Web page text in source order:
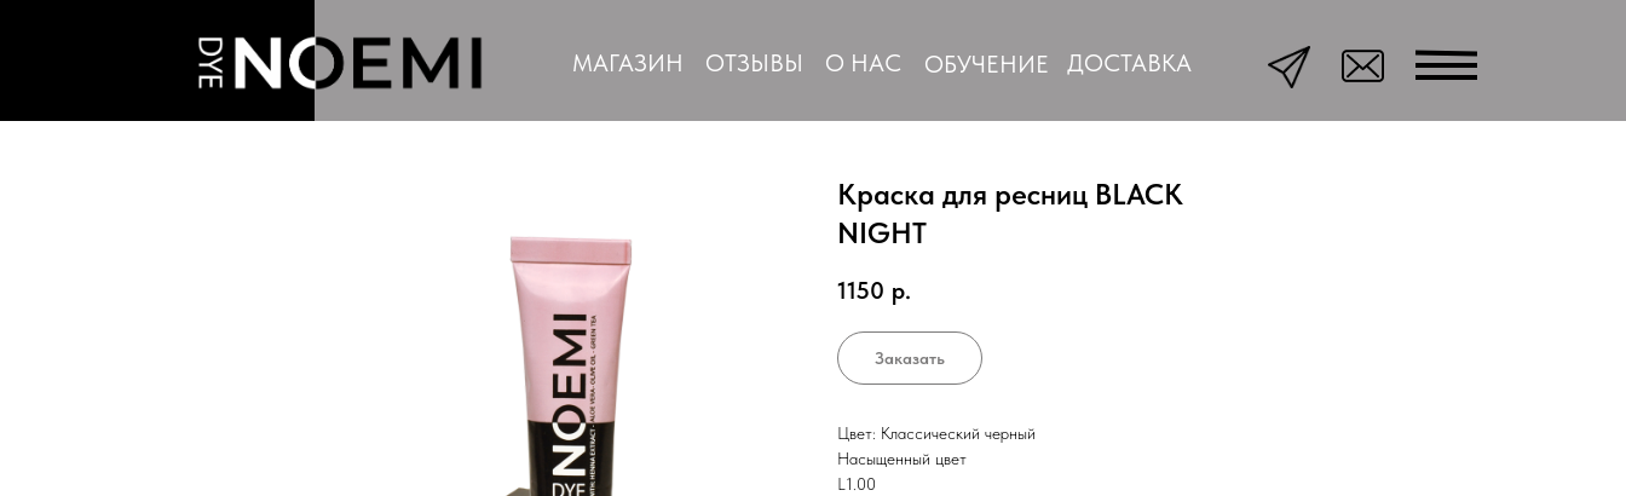
МАГАЗИН О НАС ОБУЧЕНИЕ ДОСТАВКА
ОТЗЫВЫ
Краска для ресниц BLACK
NIGHT
1150 р.
Заказать
Цвет: Классический черный
Насыщенный цвет
L1.00